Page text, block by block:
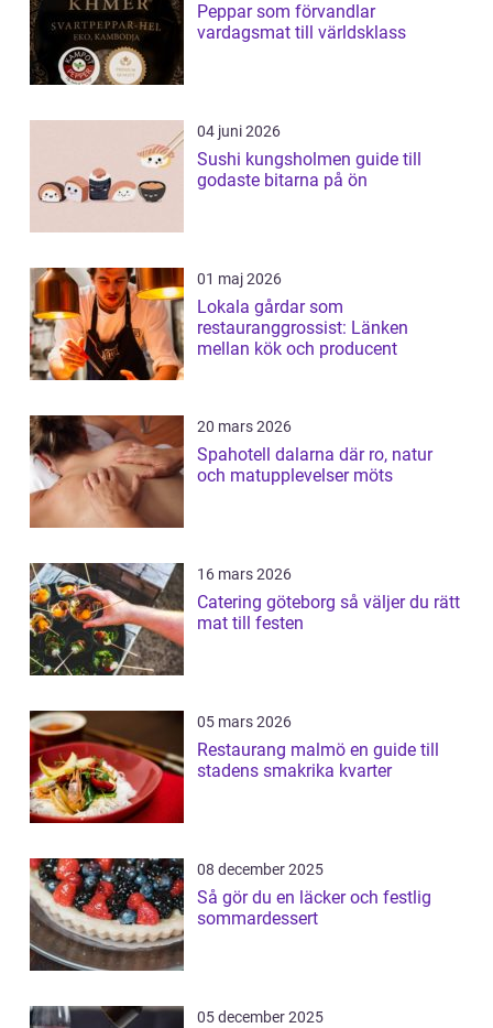
Peppar som förvandlar
vardagsmat till världsklass
04 juni 2026
Sushi kungsholmen guide till
godaste bitarna på ön
01 maj 2026
Lokala gårdar som
restauranggrossist: Länken
mellan kök och producent
20 mars 2026
Spahotell dalarna där ro, natur
och matupplevelser möts
16 mars 2026
Catering göteborg så väljer du rätt
mat till festen
05 mars 2026
Restaurang malmö en guide till
stadens smakrika kvarter
08 december 2025
Så gör du en läcker och festlig
sommardessert
05 december 2025